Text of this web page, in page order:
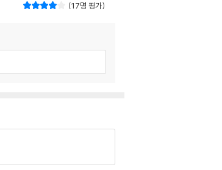
17명 평가